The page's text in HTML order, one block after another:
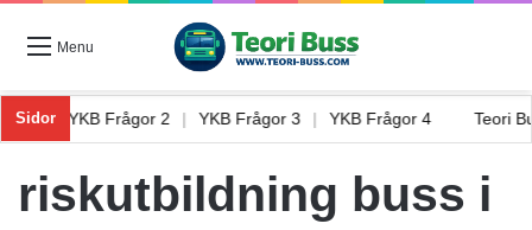
Menu
Sidor
1 YKB Frågor 2 YKB Frågor 3 YKB Frågor 4 Teori
riskutbildning buss i